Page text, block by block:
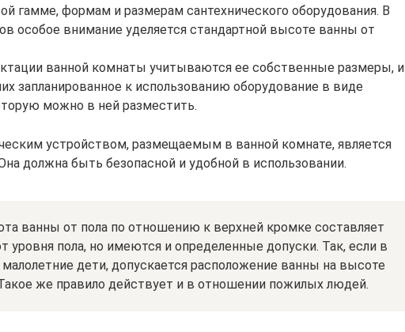
гамме, формам и размерам сантехнического оборудования. В
особое внимание уделяется стандартной высоте ванны от
ванной комнаты учитываются ее собственные размеры, и
запланированное к использованию оборудование в виде
можно в ней разместить.
устройством, размещаемым в ванной комнате, является
должна быть безопасной и удобной в использовании.
ванны от пола по отношению к верхней кромке составляет
уровня пола, но имеются и определенные допуски. Так, если в
дети, допускается расположение ванны на высоте
же правило действует и в отношении пожилых людей.